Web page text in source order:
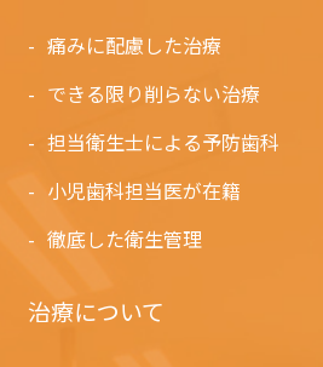
痛みに配慮した治療
できる限り削らない治療
担当衛生士による予防歯科
小児歯科担当医が在籍
徹底した衛生管理
治療について